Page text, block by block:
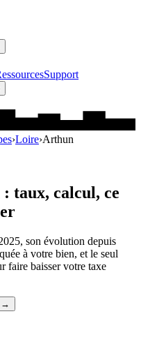
Support
›Loire›Arthun
: taux, calcul, ce
son évolution depuis
à votre bien, et le seul
faire baisser votre taxe
→